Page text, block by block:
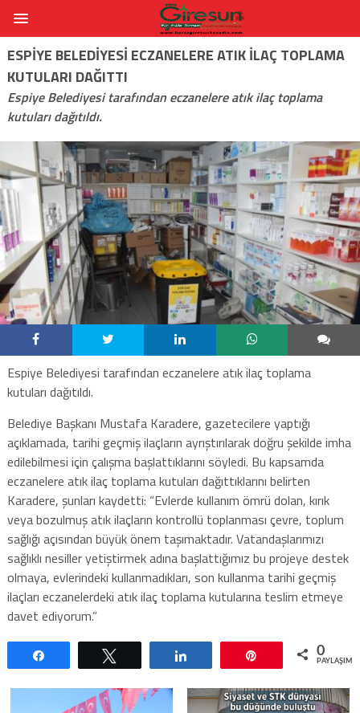
ESPIYE BELEDIYESI ECZANELERE ATIK ILAÇ TOPLAMA
KUTULARI DAĞITTI
Espiye Belediyesi tarafından eczanelere atık ilaç toplama
kutuları dağıtıldı.
Espiye Belediyesi tarafından eczanelere atık ilaç toplama
kutuları dağıtıldı.
Belediye Başkanı Mustafa Karadere, gazetecilere yaptığı
açıklamada, tarihi geçmiş ilaçların ayrıştırılarak doğru şekilde imha
edilebilmesi için çalışma başlattıklarını söyledi. Bu kapsamda
eczanelere atık ilaç toplama kutuları dağıttıklarını belirten
Karadere, şunları kaydetti: “Evlerde kullanım ömrü dolan, kırık
veya bozulmuş atık ilaçların kontrollü toplanması çevre, toplum
sağlığı açısından büyük önem taşımaktadır. Vatandaşlarımızı
sağlıklı nesiller yetiştirmek adına başlattığımız bu projeye destek
olmaya, evlerindeki kullanmadıkları, son kullanma tarihi geçmiş
ilaçları eczanelerdeki atık ilaç toplama kutularına teslim etmeye
davet ediyorum.”
0